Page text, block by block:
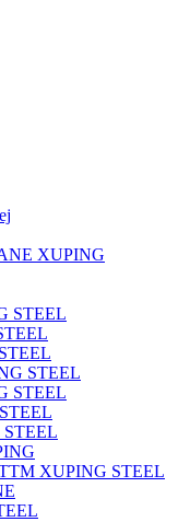
XUPING
STEEL
STEEL
STEEL
XUPING STEEL